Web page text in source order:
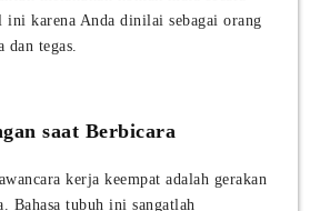
karena Anda dinilai sebagai orang
dan tegas.
saat Berbicara
kerja keempat adalah gerakan
Bahasa tubuh ini sangatlah